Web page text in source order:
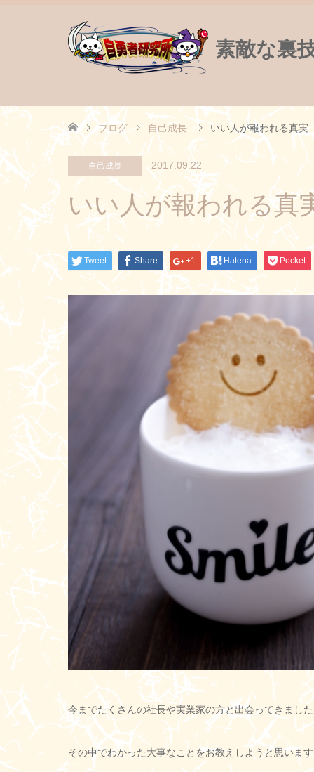
素敵な裏
ブログ 自己成長 いい人が報われる真実
自己成長 2017.09.22
いい人が報われる真
Tweet Share +1 Hatena Pocket
今までたくさんの社長や実業家の方と出会ってきまし
その中でわかった大事なことをお教えしようと思いま